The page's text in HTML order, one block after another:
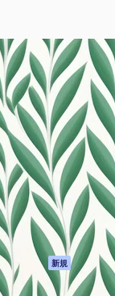
じめに
キュメント
ポート
用規約
ライバシーポリ
ー
リジナル 新規
ッキーポリシー